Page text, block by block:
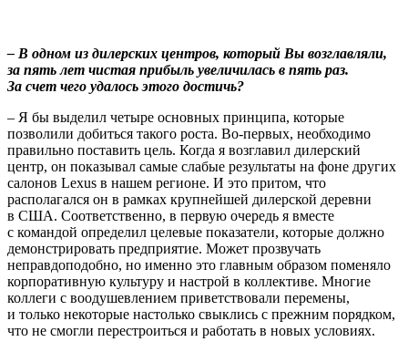
– В одном из дилерских центров, который Вы возглавляли,
за пять лет чистая прибыль увеличилась в пять раз.
За счет чего удалось этого достичь?
– Я бы выделил четыре основных принципа, которые
позволили добиться такого роста. Во-первых, необходимо
правильно поставить цель. Когда я возглавил дилерский
центр, он показывал самые слабые результаты на фоне других
салонов Lexus в нашем регионе. И это притом, что
располагался он в рамках крупнейшей дилерской деревни
в США. Соответственно, в первую очередь я вместе
с командой определил целевые показатели, которые должно
демонстрировать предприятие. Может прозвучать
неправдоподобно, но именно это главным образом поменяло
корпоративную культуру и настрой в коллективе. Многие
коллеги с воодушевлением приветствовали перемены,
и только некоторые настолько свыклись с прежним порядком,
что не смогли перестроиться и работать в новых условиях.